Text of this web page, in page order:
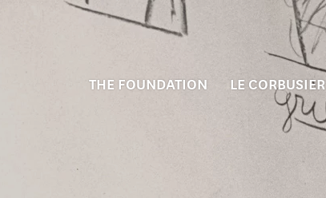
THE FOUNDATION LE CORBUSIER